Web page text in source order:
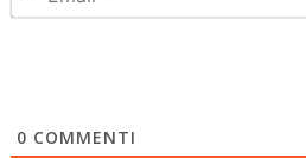
0 COMMENTI